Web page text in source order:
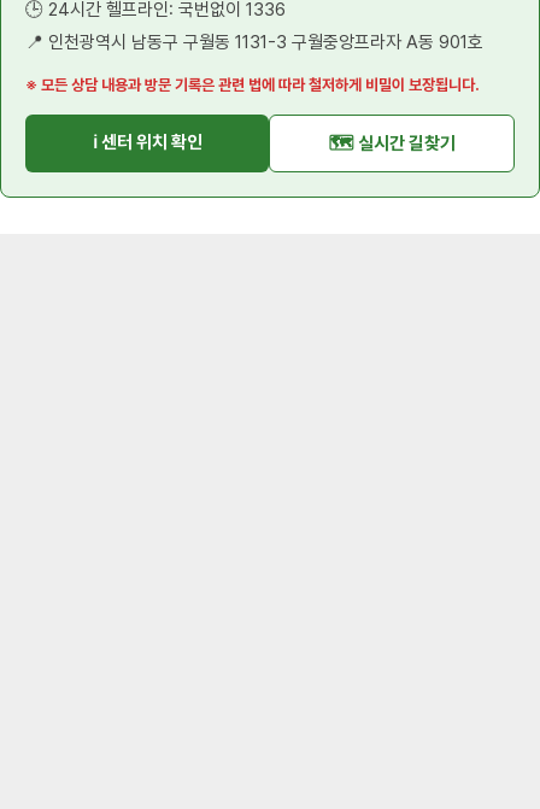
🕒 24시간 헬프라인: 국번없이 1336
📍 인천광역시 남동구 구월동 1131-3 구월중앙프라자 A동 901호
※ 모든 상담 내용과 방문 기록은 관련 법에 따라 철저하게 비밀이 보장됩니다.
ℹ️ 센터 위치 확인 🗺️ 실시간 길찾기